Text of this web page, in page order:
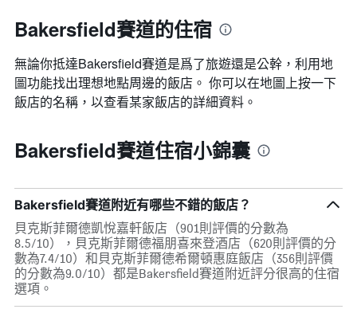
此
圖
具
有
1
條
軸，
顯
房
間
的
平
均
價
格
Bakersfield賽道的住宿
無論你抵達Bakersfield賽道​是爲了旅遊還是公幹，利用地
圖功能找出理想地點周邊的飯店。 你可以在地圖上按一下
飯店的名稱，以查看某家飯店的詳細資料。
Bakersfield賽道住宿小錦囊
Bakersfield賽道附近有哪些不錯的飯店？
貝克斯菲爾德凱悅嘉軒飯店（901則評價的分數為
8.5/10），貝克斯菲爾德福朋喜來登酒店（620則評價的分
數為7.4/10）和貝克斯菲爾德希爾頓惠庭飯店（356則評價
的分數為9.0/10）都是Bakersfield賽道附近評分很高的住宿
選項。